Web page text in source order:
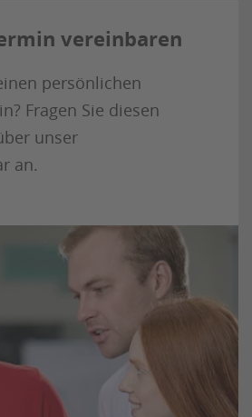
vereinbaren
persönlichen
Fragen Sie diesen
unser
an.